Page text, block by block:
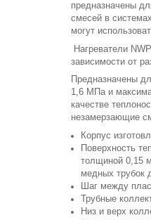
предназначены
смесей в
могут
Нагреватели
зависимости от
Предназначены
1,6 МПа и
качестве
незамерзающие
Корпус
Поверхность
толщиной 0,15
медных трубок
Шаг между
Трубные
Низ и верх